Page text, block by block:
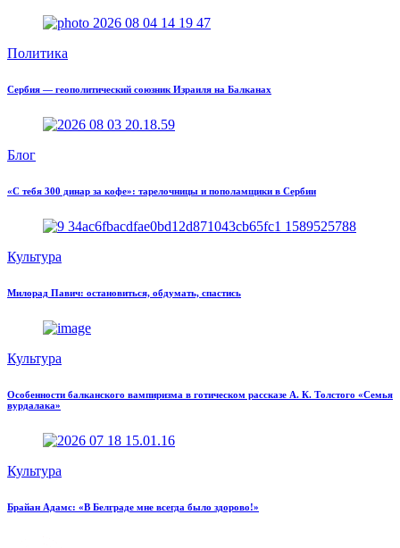
Политика
Сербия — геополитический союзник Израиля на Балканах
Блог
«С тебя 300 динар за кофе»: тарелочницы и пополамщики в Сербии
Культура
Милорад Павич: остановиться, обдумать, спастись
Культура
Особенности балканского вампиризма в готическом рассказе А. К. Толстого «Семья
вурдалака»
Культура
Брайан Адамс: «В Белграде мне всегда было здорово!»